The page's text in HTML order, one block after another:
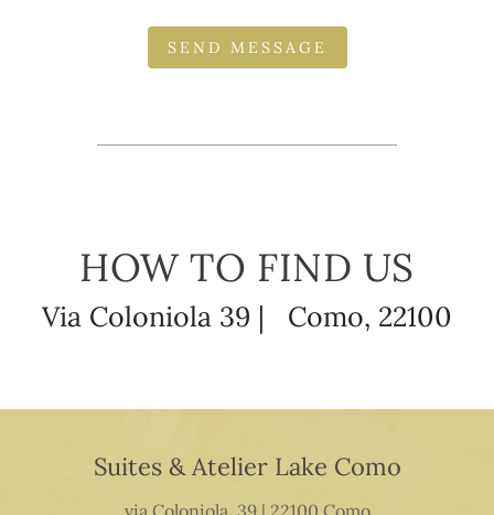
SEND MESSAGE
HOW TO FIND US
Via Coloniola 39 | Como, 22100
Suites & Atelier Lake Como
via Coloniola, 39 | 22100 Como